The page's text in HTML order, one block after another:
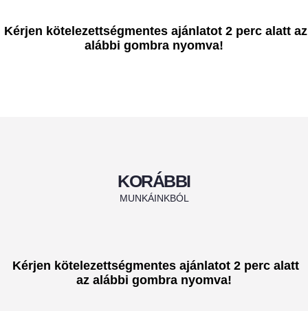
Kérjen kötelezettségmentes ajánlatot 2 perc alatt az
alábbi gombra nyomva!
KORÁBBI
MUNKÁINKBÓL
Kérjen kötelezettségmentes ajánlatot 2 perc alatt
az alábbi gombra nyomva!